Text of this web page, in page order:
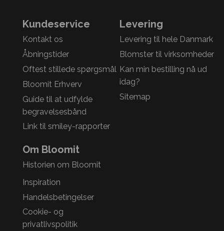
Kundeservice
Kontakt os
Åbningstider
Oftest stillede spørgsmål
Bloomit Erhverv
Guide til at udfylde
begravelsesbånd
Link til smiley-rapporter
Levering
Levering til hele Danmark
Blomster til virksomheder
Kan min bestilling nå ud
idag?
Sitemap
Om Bloomit
Historien om Bloomit
Inspiration
Handelsbetingelser
Cookie- og
privatlivspolitik